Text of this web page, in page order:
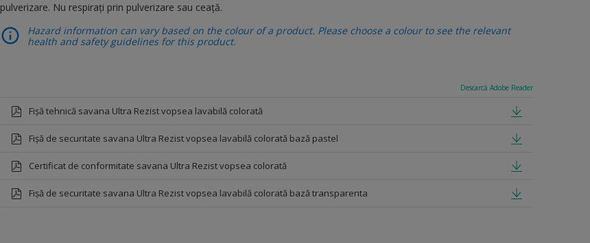
pulverizare. Nu respirați prin pulverizare sau ceață.
Hazard information can vary based on the colour of a product. Please choose a colour to see the relevant
health and safety guidelines for this product.
Descarcă Adobe Reader
Fișă tehnică savana Ultra Rezist vopsea lavabilă colorată
Fișă de securitate savana Ultra Rezist vopsea lavabilă colorată bază pastel
Certificat de conformitate savana Ultra Rezist vopsea colorată
Fișă de securitate savana Ultra Rezist vopsea lavabilă colorată bază transparenta